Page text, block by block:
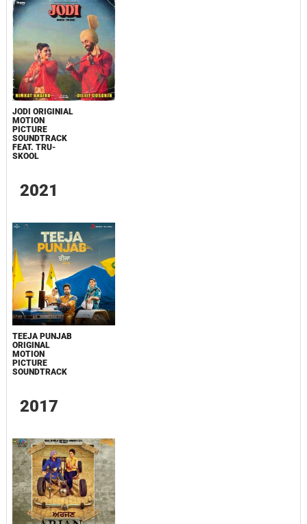
JODI ORIGINIAL
MOTION
PICTURE
SOUNDTRACK
FEAT. TRU-
SKOOL
2021
TEEJA PUNJAB
ORIGINAL
MOTION
PICTURE
SOUNDTRACK
2017